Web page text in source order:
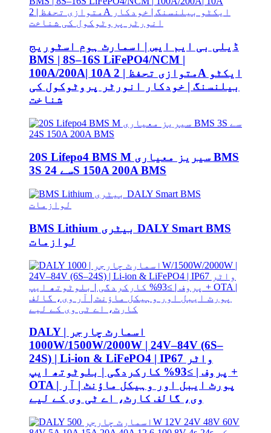
ڈیلی بی ایم ایس | اسمارٹ ہوم اسٹوریج
BMS | 8S–16S LiFePO4/NCM |
100A/200A| 10A متوازی تحفظ | 2A ایکٹو
بیلنسنگ | خودکار انورٹر پروٹوکول کی
شناخت
20S Lifepo4 BMS M سیریز معیاری BMS
3S سے 24S 150A 200A BMS
BMS Lithium بیٹری DALY Smart BMS
لوازمات
DALY اسمارٹ چارجر |
1000W/1500W/2000W | 24V–84V (6S–
24S) | Li-ion & LiFePO4 | IP67 واٹر
پروف | ≥93% کارکردگی | بلوٹوتھ ایپ +
OTA | پورٹ ایبل اور وہیکل ماؤنٹ | آر
وی، گالف کارٹ، اے ٹی وی کے لیے